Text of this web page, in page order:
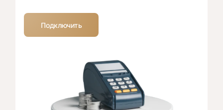
Подключить